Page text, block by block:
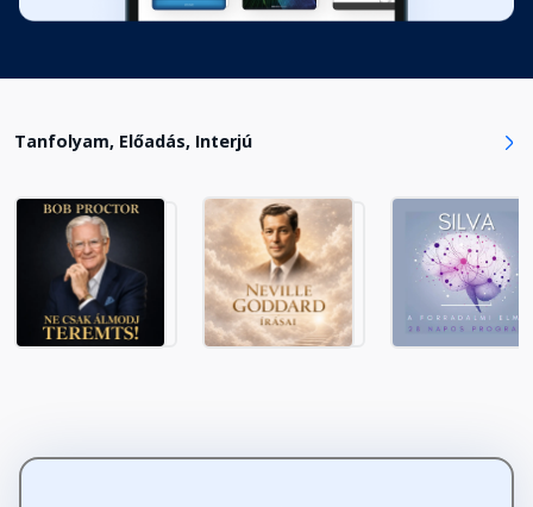
Tanfolyam, Előadás, Interjú